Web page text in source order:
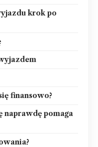
krok po
finansowo?
naprawdę pomaga